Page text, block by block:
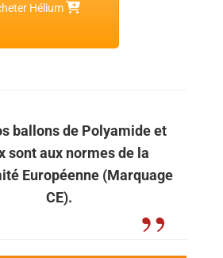
Hélium
ballons de Polyamide et
sont aux normes de la
Européenne (Marquage
CE).